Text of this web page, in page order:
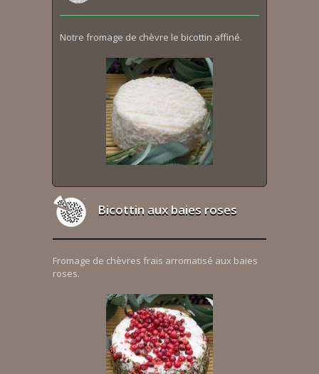
Notre fromage de chèvre le bicottin affiné.
Bicottin aux baies roses
Fromage de chèvres frais arromatisé aux baies
roses.